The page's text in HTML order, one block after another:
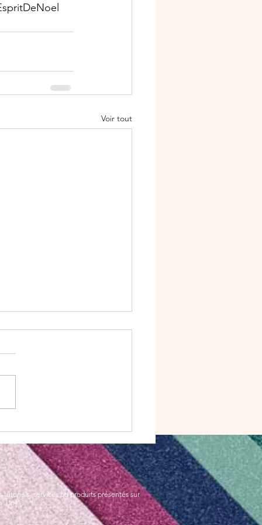
Voir tout
effet Wahou :
circulaire Tutoriel
à la commande.
services ou produits présentés sur
Up!”